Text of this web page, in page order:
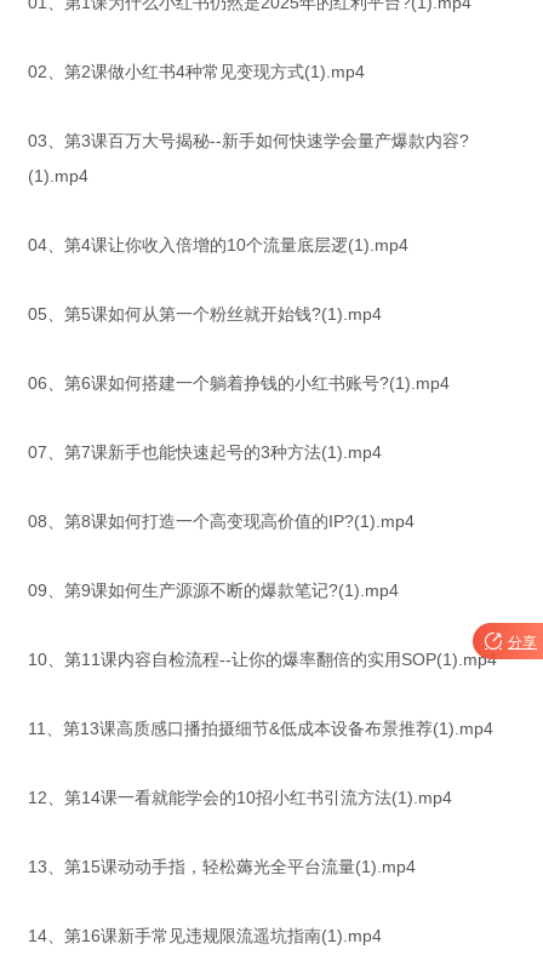
02、第2课做小红书4种常见变现方式(1).mp4
03、第3课百万大号揭秘--新手如何快速学会量产爆款内容?
(1).mp4
04、第4课让你收入倍增的10个流量底层逻(1).mp4
05、第5课如何从第一个粉丝就开始钱?(1).mp4
06、第6课如何搭建一个躺着挣钱的小红书账号?(1).mp4
07、第7课新手也能快速起号的3种方法(1).mp4
08、第8课如何打造一个高变现高价值的IP?(1).mp4
09、第9课如何生产源源不断的爆款笔记?(1).mp4
10、第11课内容自检流程--让你的爆率翻倍的实用SOP(1).mp4
11、第13课高质感口播拍摄细节&低成本设备布景推荐(1).mp4
12、第14课一看就能学会的10招小红书引流方法(1).mp4
13、第15课动动手指，轻松薅光全平台流量(1).mp4
14、第16课新手常见违规限流遥坑指南(1).mp4
 分享